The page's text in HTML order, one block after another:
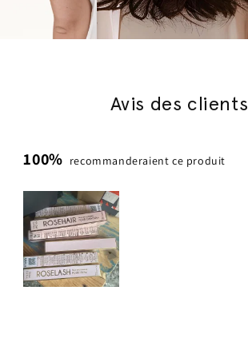
Avis des clients
100% recommanderaient ce produit